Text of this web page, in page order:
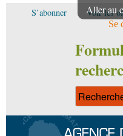
Aller au
S’abonner Voir les
Se